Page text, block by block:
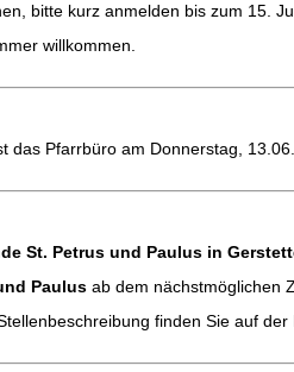
bitte kurz anmelden bis zum 15.
willkommen.
das Pfarrbüro am Donnerstag,
St. Petrus und Paulus in
Paulus ab dem nächstmöglichen
finden Sie auf